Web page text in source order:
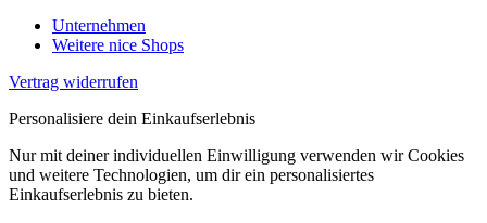
Unternehmen
Weitere nice Shops
Vertrag widerrufen
Personalisiere dein Einkaufserlebnis
Nur mit deiner individuellen Einwilligung verwenden wir Cookies
und weitere Technologien, um dir ein personalisiertes
Einkaufserlebnis zu bieten.